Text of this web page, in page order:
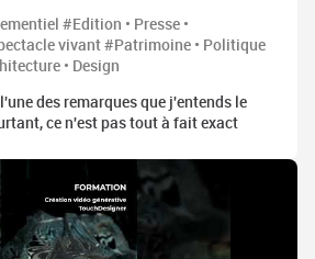
#Edition • Presse •
vivant #Patrimoine • Politique
• Design
des remarques que j'entends le
ce n'est pas tout à fait exact